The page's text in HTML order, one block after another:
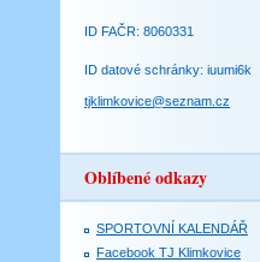
ID FAČR: 8060331
ID datové schránky: iuumi6k
tjklimkovice@seznam.cz
Oblíbené odkazy
SPORTOVNÍ KALENDÁŘ
Facebook TJ Klimkovice